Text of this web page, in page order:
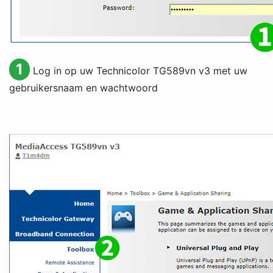
1
Log in op uw Technicolor TG589vn v3 met uw
gebruikersnaam en wachtwoord